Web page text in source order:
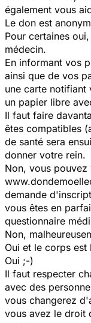
également vous
Le don est
Pour certaines
médecin.
En informant vos
ainsi que de vos
une carte
un papier libre
Il faut faire
êtes compatibles
de santé sera
donner votre rein.
Non, vous
demande
vous êtes en
questionnaire
Non,
Oui et le corps est
Oui ;-)
Il faut respecter
avec des
vous changerez
vous avez le droit